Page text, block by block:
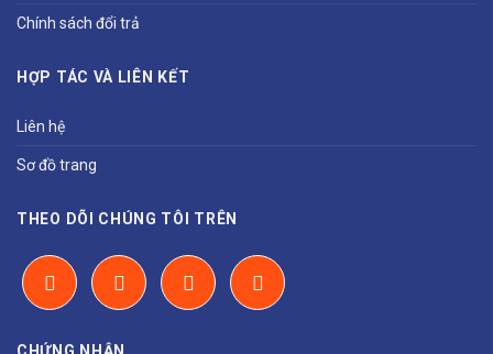
Chính sách đổi trả
HỢP TÁC VÀ LIÊN KẾT
Liên hệ
Sơ đồ trang
THEO DÕI CHÚNG TÔI TRÊN